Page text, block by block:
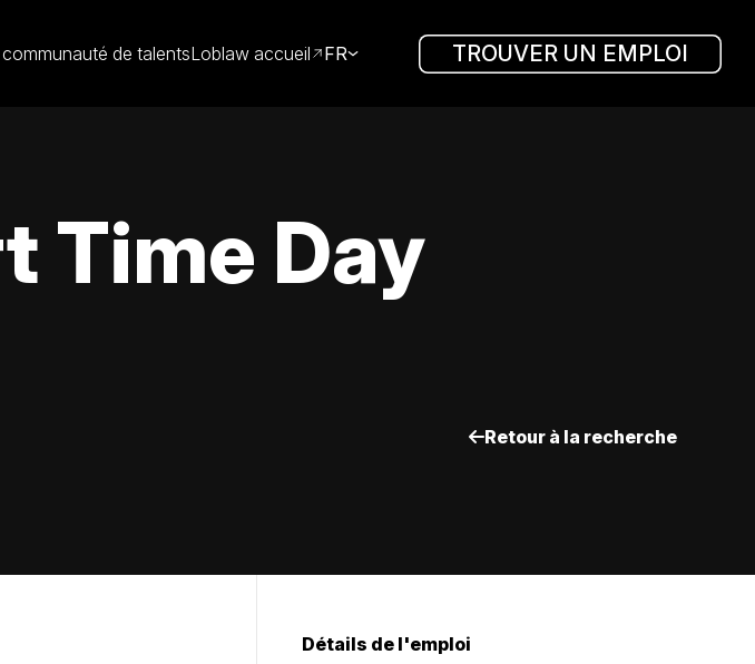
de talentsLoblaw accueil FR TROUVER UN EMPLOI
Time Day
Retour à la recherche
Détails de l'emploi